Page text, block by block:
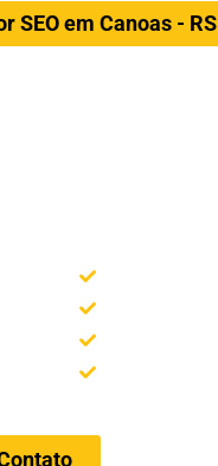
SEO em Canoas - RS